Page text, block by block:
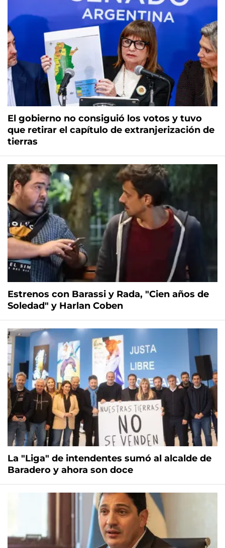
El gobierno no consiguió los votos y tuvo
que retirar el capítulo de extranjerización de
tierras
Estrenos con Barassi y Rada, "Cien años de
Soledad" y Harlan Coben
La "Liga" de intendentes sumó al alcalde de
Baradero y ahora son doce